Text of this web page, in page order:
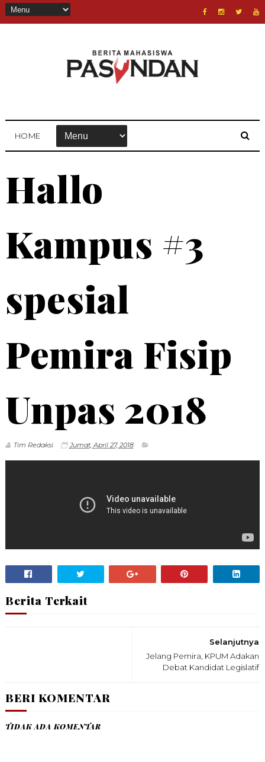
HOME
Hallo
Kampus #3
spesial
Pemira Fisip
Unpas 2018
Tim Redaksi Jumat, April 27, 2018
Berita Terkait
Selanjutnya
Jelang Pemira, KPUM Adakan
Debat Kandidat Legislatif
BERI KOMENTAR
TIDAK ADA KOMENTAR